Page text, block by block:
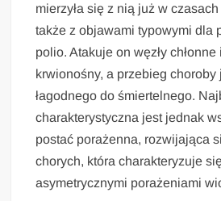
mierzyła się z nią już w
także z objawami typowymi dla
polio. Atakuje on węzły chłonne
krwionośny, a przebieg choroby
łagodnego do śmiertelnego.
charakterystyczna jest jednak
postać porażenna, rozwijająca
chorych, która charakteryzuje
asymetrycznymi porażeniami